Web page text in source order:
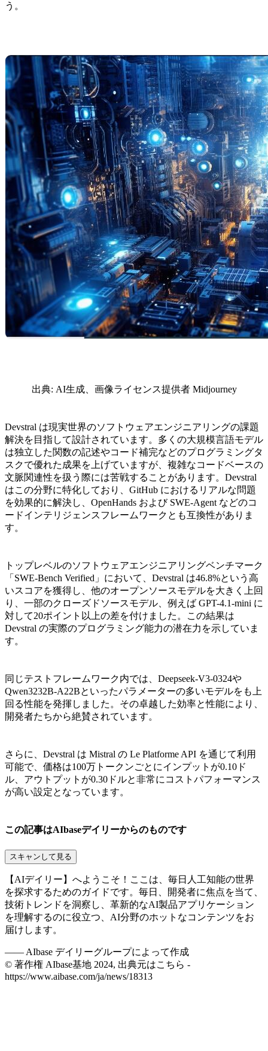
う。
出典: AI生成、画像ライセンス提供者 Midjourney
Devstral は現実世界のソフトウェアエンジニアリングの課題
解決を目指して設計されています。多くの大規模言語モデル
は独立した関数の記述やコード補完などのプログラミングタ
スクで優れた成果を上げていますが、複雑なコードベースの
文脈関連性を扱う際には苦戦することがあります。Devstral
はこの分野に特化しており、GitHub におけるリアルな問題
を効果的に解決し、OpenHands および SWE-Agent などのコ
ードインテリジェンスフレームワークとも互換性がありま
す。
トップレベルのソフトウェアエンジニアリングベンチマーク
「SWE-Bench Verified」において、Devstral は46.8%という高
いスコアを獲得し、他のオープンソースモデルを大きく上回
り、一部のクローズドソースモデル、例えば GPT-4.1-mini に
対して20ポイント以上の差を付けました。この結果は
Devstral の実際のプログラミング能力の潜在力を示していま
す。
同じテストフレームワーク内では、Deepseek-V3-0324や
Qwen3232B-A22Bといったパラメーターの多いモデルをも上
回る性能を発揮しました。その卓越した効率と性能により、
開発者たちから絶賛されています。
さらに、Devstral は Mistral の Le Platforme API を通じて利用
可能で、価格は100万トークンごとにインプットが0.10ド
ル、アウトプットが0.30ドルと非常にコストパフォーマンス
が高い設定となっています。
この記事はAIbaseデイリーからのものです
スキャンして見る
【AIデイリー】へようこそ！ここは、毎日人工知能の世界
を探求するためのガイドです。毎日、開発者に焦点を当て、
技術トレンドを洞察し、革新的なAI製品アプリケーション
を理解するのに役立つ、AI分野のホットなコンテンツをお
届けします。
—— AIbase デイリーグループによって作成
© 著作権 AIbase基地 2024, 出典元はこちら -
https://www.aibase.com/ja/news/18313